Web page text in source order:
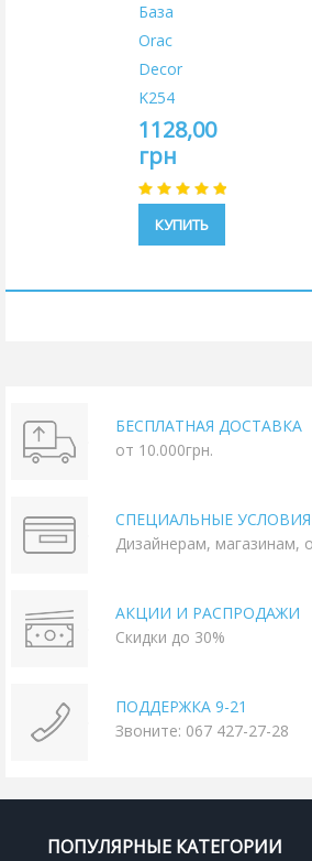
База
Orac
Decor
K254
1128,00
грн
КУПИТЬ
БЕСПЛАТНАЯ ДОСТАВКА
от 10.000грн.
СПЕЦИАЛЬНЫЕ УСЛОВИЯ
Дизайнерам, магазинам,
АКЦИИ И РАСПРОДАЖИ
Скидки до 30%
ПОДДЕРЖКА 9-21
Звоните: 067 427-27-28
ПОПУЛЯРНЫЕ КАТЕГОРИИ